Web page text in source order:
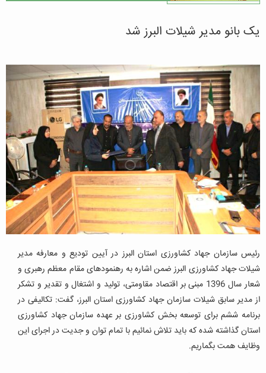
یک بانو مدیر شیلات البرز شد
رئیس سازمان جهاد کشاورزی استان البرز در آیین تودیع و معارفه مدیر
شیلات جهاد کشاورزی البرز ضمن اشاره به رهنمودهای مقام معظم رهبری و
شعار سال 1396 مبنی بر اقتصاد مقاومتی، تولید و اشتغال و تقدیر و تشکر
از مدیر سابق شیلات سازمان جهاد کشاورزی استان البرز، گفت: تکالیفی در
برنامه ششم برای توسعه بخش کشاورزی بر عهده سازمان جهاد کشاورزی
استان گذاشته شده که باید تلاش نمائیم با تمام توان و جدیت در اجرای این
وظایف همت بگماریم.